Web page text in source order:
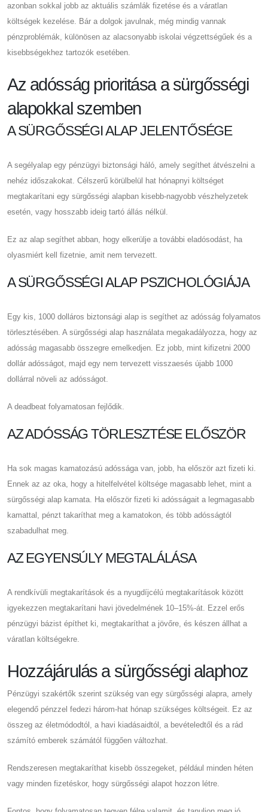
azonban sokkal jobb az aktuális számlák fizetése és a váratlan
költségek kezelése. Bár a dolgok javulnak, még mindig vannak
pénzproblémák, különösen az alacsonyabb iskolai végzettségűek és a
kisebbségekhez tartozók esetében.
Az adósság prioritása a sürgősségi
alapokkal szemben
A SÜRGŐSSÉGI ALAP JELENTŐSÉGE
A segélyalap egy pénzügyi biztonsági háló, amely segíthet átvészelni a
nehéz időszakokat. Célszerű körülbelül hat hónapnyi költséget
megtakarítani egy sürgősségi alapban kisebb-nagyobb vészhelyzetek
esetén, vagy hosszabb ideig tartó állás nélkül.
Ez az alap segíthet abban, hogy elkerülje a további eladósodást, ha
olyasmiért kell fizetnie, amit nem tervezett.
A SÜRGŐSSÉGI ALAP PSZICHOLÓGIÁJA
Egy kis, 1000 dolláros biztonsági alap is segíthet az adósság folyamatos
törlesztésében. A sürgősségi alap használata megakadályozza, hogy az
adósság magasabb összegre emelkedjen. Ez jobb, mint kifizetni 2000
dollár adósságot, majd egy nem tervezett visszaesés újabb 1000
dollárral növeli az adósságot.
A deadbeat folyamatosan fejlődik.
AZ ADÓSSÁG TÖRLESZTÉSE ELŐSZÖR
Ha sok magas kamatozású adóssága van, jobb, ha először azt fizeti ki.
Ennek az az oka, hogy a hitelfelvétel költsége magasabb lehet, mint a
sürgősségi alap kamata. Ha először fizeti ki adósságait a legmagasabb
kamattal, pénzt takaríthat meg a kamatokon, és több adósságtól
szabadulhat meg.
AZ EGYENSÚLY MEGTALÁLÁSA
A rendkívüli megtakarítások és a nyugdíjcélú megtakarítások között
igyekezzen megtakarítani havi jövedelmének 10–15%-át. Ezzel erős
pénzügyi bázist építhet ki, megtakaríthat a jövőre, és készen állhat a
váratlan költségekre.
Hozzájárulás a sürgősségi alaphoz
Pénzügyi szakértők szerint szükség van egy sürgősségi alapra, amely
elegendő pénzzel fedezi három-hat hónap szükséges költségeit. Ez az
összeg az életmódodtól, a havi kiadásaidtól, a bevételedtől és a rád
számító emberek számától függően változhat.
Rendszeresen megtakaríthat kisebb összegeket, például minden héten
vagy minden fizetéskor, hogy sürgősségi alapot hozzon létre.